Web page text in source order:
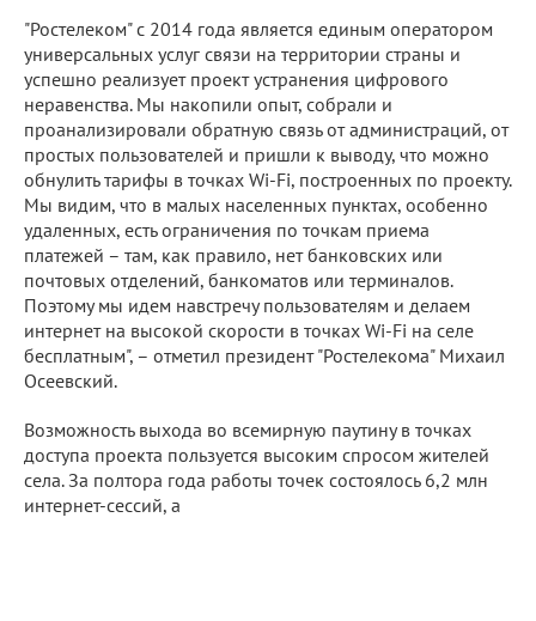
"Ростелеком" с 2014 года является единым оператором
универсальных услуг связи на территории страны и
успешно реализует проект устранения цифрового
неравенства. Мы накопили опыт, собрали и
проанализировали обратную связь от администраций, от
простых пользователей и пришли к выводу, что можно
обнулить тарифы в точках Wi-Fi, построенных по проекту.
Мы видим, что в малых населенных пунктах, особенно
удаленных, есть ограничения по точкам приема
платежей – там, как правило, нет банковских или
почтовых отделений, банкоматов или терминалов.
Поэтому мы идем навстречу пользователям и делаем
интернет на высокой скорости в точках Wi-Fi на селе
бесплатным", – отметил президент "Ростелекома" Михаил
Осеевский.
Возможность выхода во всемирную паутину в точках
доступа проекта пользуется высоким спросом жителей
села. За полтора года работы точек состоялось 6,2 млн
интернет-сессий, а